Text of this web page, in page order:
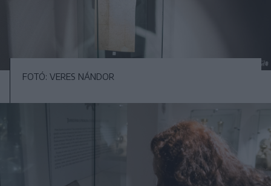
FOTÓ: VERES NÁNDOR